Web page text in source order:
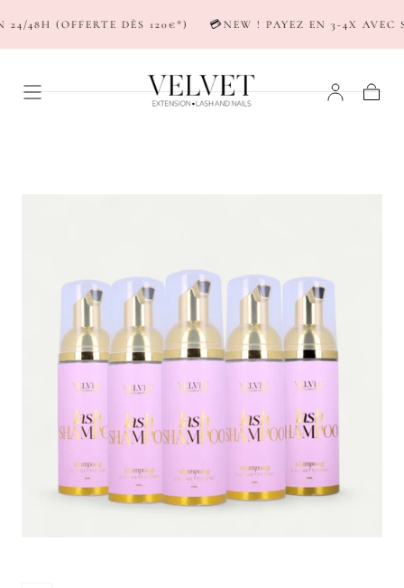
PASSER AU
CONTENU
48H (OFFERTE DÈS 120€*) 💳NEW ! PAYEZ EN 3-4X AVEC